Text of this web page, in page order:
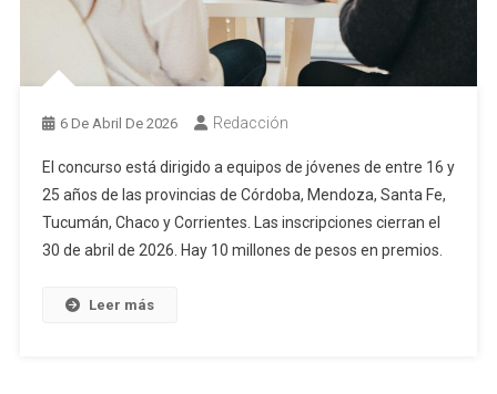
6 De Abril De 2026 Redacción
El concurso está dirigido a equipos de jóvenes de entre 16 y
25 años de las provincias de Córdoba, Mendoza, Santa Fe,
Tucumán, Chaco y Corrientes. Las inscripciones cierran el
30 de abril de 2026. Hay 10 millones de pesos en premios.
Leer más